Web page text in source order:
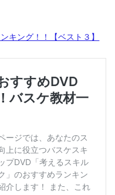
キング！！【ベスト３】